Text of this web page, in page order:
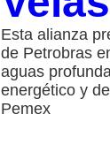
Esta alianza
de Petrobras
aguas
energético y
Pemex